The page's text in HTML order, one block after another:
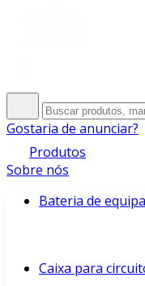
Gostaria de anunciar?
Produtos
Sobre nós
Bateria de
Caixa para